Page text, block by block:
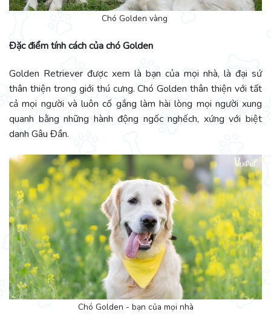
Chó Golden vàng
Đặc điểm tính cách của chó Golden
Golden Retriever được xem là bạn của mọi nhà, là đại sứ
thân thiện trong giới thú cưng. Chó Golden thân thiện với tất
cả mọi người và luôn cố gắng làm hài lòng mọi người xung
quanh bằng những hành động ngốc nghếch, xứng với biệt
danh Gâu Đần.
Chó Golden - bạn của mọi nhà